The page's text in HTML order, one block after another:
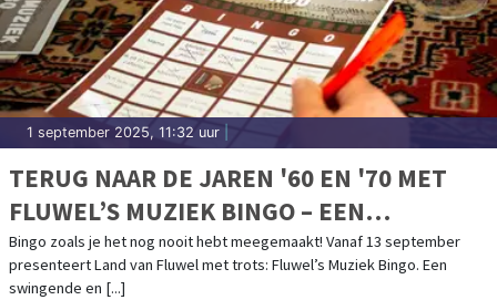
1 september 2025, 11:32 uur
TERUG NAAR DE JAREN '60 EN '70 MET
FLUWEL’S MUZIEK BINGO – EEN
NOSTALGISCH FEESTJE IN OMA’S
HUISKAMER!
Bingo zoals je het nog nooit hebt meegemaakt! Vanaf 13 september
presenteert Land van Fluwel met trots: Fluwel’s Muziek Bingo. Een
swingende en [...]